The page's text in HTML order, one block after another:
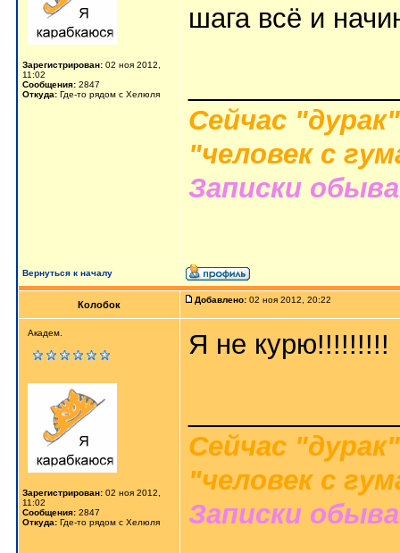
Зарегистрирован: 02 ноя 2012,
11:02
Сообщения: 2847
Откуда: Где-то рядом с Хелюля
шага всё и
Сейчас
"человек с
Записки
Вернуться к началу
Колобок Добавлено: 02 ноя 2012, 20:22
Академ.
Зарегистрирован: 02 ноя 2012,
11:02
Сообщения: 2847
Откуда: Где-то рядом с Хелюля
Я не курю!!!!!!!!!
Сейчас
"человек с
Записки